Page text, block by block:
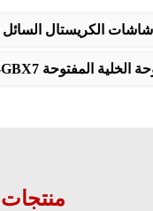
شاشات الكريستال